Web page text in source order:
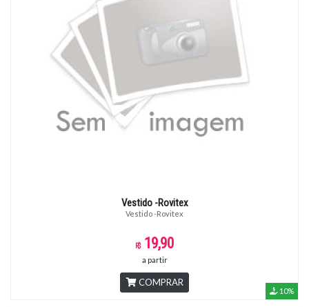
Vestido -Rovitex
Vestido -Rovitex
19,90
a partir
COMPRAR
10%